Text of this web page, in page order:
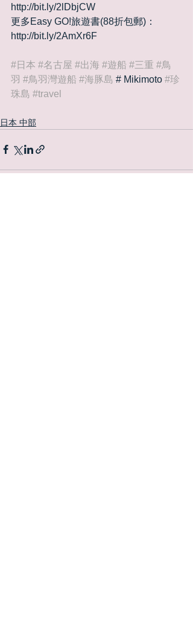
http://bit.ly/2lDbjCW
更多Easy GO!旅遊書(88折包郵)：
http://bit.ly/2AmXr6F
#日本 #名古屋 #出海 #遊船 #三重 #鳥
羽 #鳥羽灣遊船 #海豚島 # Mikimoto #珍
珠島 #travel
日本 中部